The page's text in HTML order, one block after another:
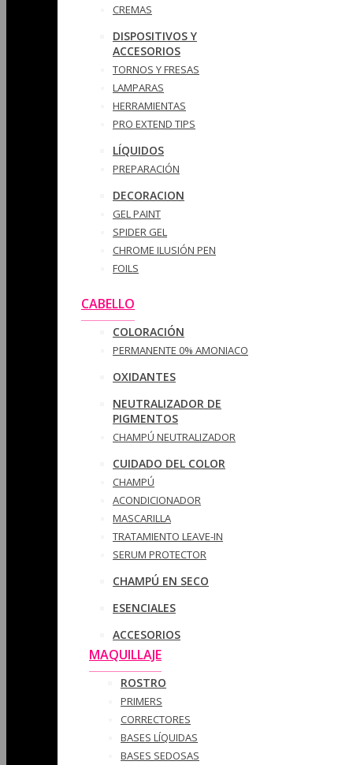
CREMAS
DISPOSITIVOS Y
ACCESORIOS
TORNOS Y FRESAS
LAMPARAS
HERRAMIENTAS
PRO EXTEND TIPS
LÍQUIDOS
PREPARACIÓN
DECORACION
GEL PAINT
SPIDER GEL
CHROME ILUSIÓN PEN
FOILS
CABELLO
COLORACIÓN
PERMANENTE 0% AMONIACO
OXIDANTES
NEUTRALIZADOR DE
PIGMENTOS
CHAMPÚ NEUTRALIZADOR
CUIDADO DEL COLOR
CHAMPÚ
ACONDICIONADOR
MASCARILLA
TRATAMIENTO LEAVE-IN
SERUM PROTECTOR
CHAMPÚ EN SECO
ESENCIALES
ACCESORIOS
MAQUILLAJE
ROSTRO
PRIMERS
CORRECTORES
BASES LÍQUIDAS
BASES SEDOSAS